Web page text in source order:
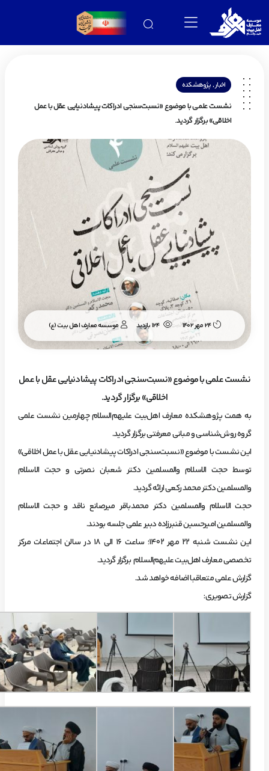
اخبار,پژوهشکده
نشست علمی با موضوع «نسبت‌سنجی ادراکات پیشادنیایی عقل با عمل
اخلاقی» برگزار گردید.
24 مهر 1402 124 بازدید موسسه معارف اهل بیت (ع)
نشست علمی با موضوع «نسبت‌سنجی ادراکات پیشادنیایی عقل با عمل
اخلاقی» برگزار گردید.
به همت پژوهشکده معارف اهل‌بیت علیهم‌السلام چهارمین نشست علمی
گروه روش‌شناسی و مبانی معرفتی برگزار گردید.
این نشست با موضوع «نسبت‌سنجی ادراکات پیشادنیایی عقل با عمل اخلاقی»
توسط حجت الاسلام والمسلمین دکتر شعبان نصرتی و حجت الاسلام
والمسلمین دکتر محمد رکعی ارائه گردید.
حجت الاسلام والمسلمین دکتر محمدباقر میرصانع ناقد و حجت الاسلام
والمسلمین امیرحسین قنبرزاده دبیر علمی جلسه بودند.
این نشست شنبه ٢٢ مهر ۱۴۰۲؛ ساعت ١۶ الی ١٨ در سالن اجتماعات مرکز
تخصصی معارف اهل‌بیت علیهم‌السلام برگزار گردید.
گزارش علمی متعاقبا اضافه خواهد شد.
گزارش تصویری: